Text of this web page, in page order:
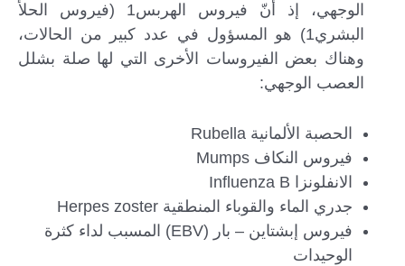
الوجهي، إذ أنّ فيروس الهربس1 (فيروس الحلأ
البشري1) هو المسؤول في عدد كبير من الحالات،
وهناك بعض الفيروسات الأخرى التي لها صلة بشلل
العصب الوجهي:
الحصبة الألمانية Rubella
فيروس النكاف Mumps
الانفلونزا Influenza B
جدري الماء والقوباء المنطقية Herpes zoster
فيروس إبشتاين – بار (EBV) المسبب لداء كثرة
الوحيدات